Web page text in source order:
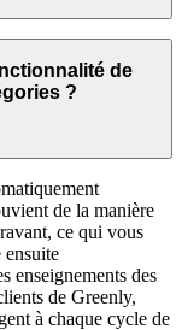
consultants RSE,
ESG. Aucune
de
?
de la manière
ce qui vous
enseignements des
de Greenly,
à chaque cycle de